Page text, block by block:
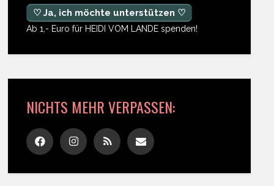
♡ Ja, ich möchte unterstützen ♡
Ab 1,- Euro für HEIDI VOM LANDE spenden!
NICHTS MEHR VERPASSEN: